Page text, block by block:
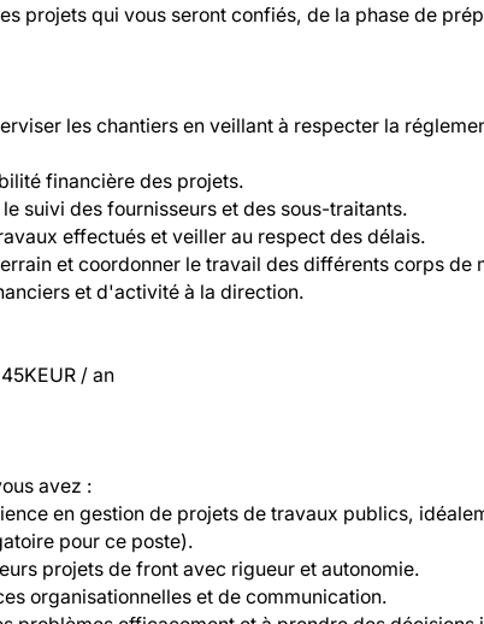
projets qui vous seront confiés, de la phase de
les chantiers en veillant à respecter la
financière des projets.
suivi des fournisseurs et des sous-traitants.
effectués et veiller au respect des délais.
et coordonner le travail des différents corps de
et d'activité à la direction.
/ an
avez :
en gestion de projets de travaux publics,
pour ce poste).
projets de front avec rigueur et autonomie.
organisationnelles et de communication.